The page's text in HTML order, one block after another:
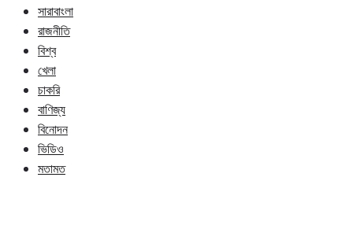
সারাবাংলা
রাজনীতি
বিশ্ব
খেলা
চাকরি
বাণিজ্য
বিনোদন
ভিডিও
মতামত